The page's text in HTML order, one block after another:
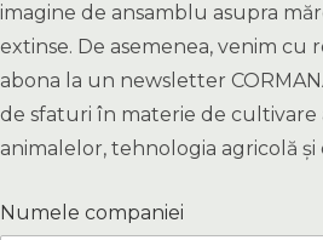
imagine de ansamblu asupra
extinse. De asemenea, venim cu
abona la un newsletter
de sfaturi în materie de
animalelor, tehnologia agricolă și